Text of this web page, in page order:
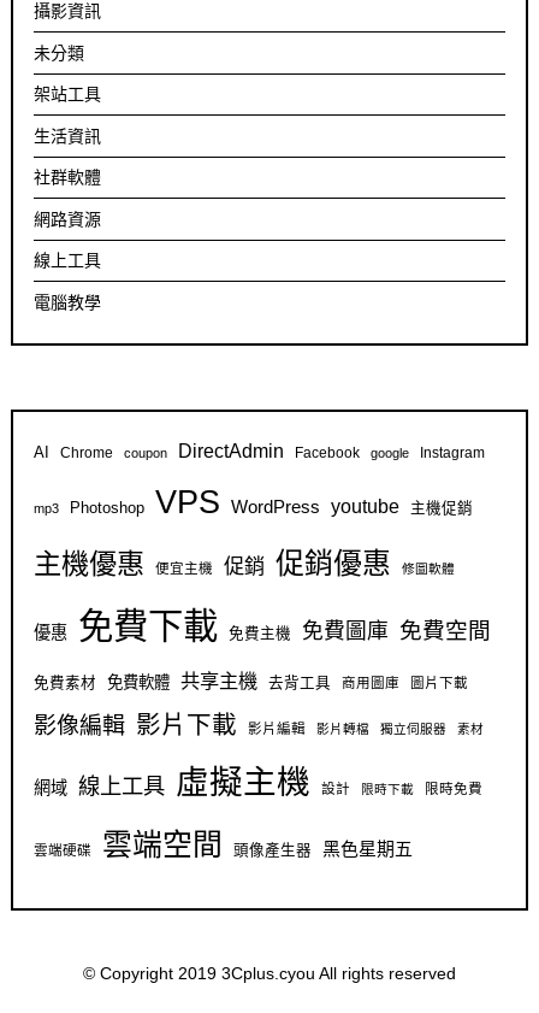
攝影資訊
未分類
架站工具
生活資訊
社群軟體
網路資源
線上工具
電腦教學
AI Chrome coupon DirectAdmin Facebook google Instagram
mp3 Photoshop VPS WordPress youtube 主機促銷
主機優惠 便宜主機 促銷 促銷優惠 修圖軟體
優惠 免費下載 免費主機 免費圖庫 免費空間
免費素材 免費軟體 共享主機 去背工具 商用圖庫 圖片下載
影像編輯 影片下載 影片編輯 影片轉檔 獨立伺服器 素材
網域 線上工具 虛擬主機 設計 限時下載 限時免費
雲端硬碟 雲端空間 頭像產生器 黑色星期五
© Copyright 2019 3Cplus.cyou All rights reserved